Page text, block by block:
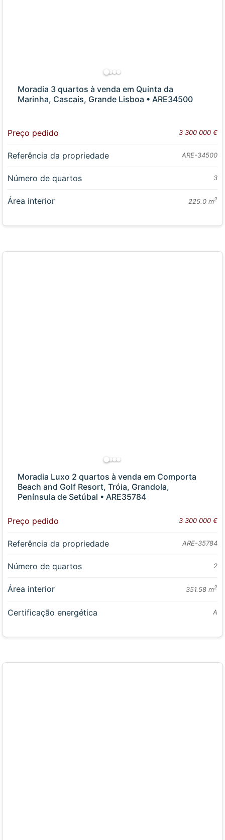
Moradia 3 quartos à venda em Quinta da
Marinha, Cascais, Grande Lisboa • ARE34500
Preço pedido 3 300 000 €
Referência da propriedade ARE-34500
Número de quartos 3
Área interior 225.0 m2
Moradia Luxo 2 quartos à venda em Comporta
Beach and Golf Resort, Tróia, Grandola,
Península de Setúbal • ARE35784
Preço pedido 3 300 000 €
Referência da propriedade ARE-35784
Número de quartos 2
Área interior 351.58 m2
Certificação energética A